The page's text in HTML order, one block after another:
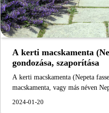
A kerti macskamenta
gondozása, szaporítása
A kerti macskamenta (Nepeta
macskamenta, vagy más néven
2024-01-20